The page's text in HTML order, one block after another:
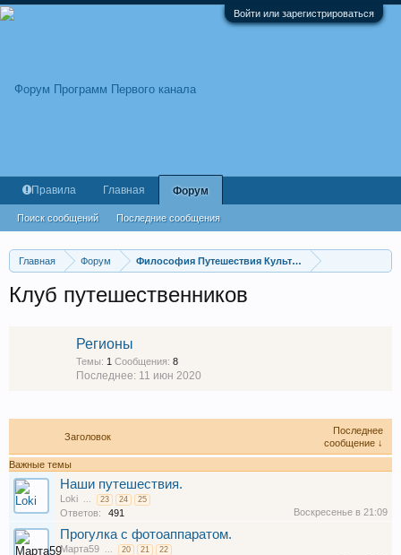
Войти или зарегистрироваться
Главная Форум Философия Путешествия Культура
Клуб путешественников
Регионы
Темы: 1 Сообщения: 8
11 июн 2020
Заголовок
Последнее
сообщение ↓
Важные темы
Наши путешествия.
Loki ... 23 24 25
Ответов: 491 Воскресенье в 21:09
Прогулка с фотоаппаратом.
Марта59 ... 20 21 22
Правила Главная Форум
Поиск сообщений Последние сообщения